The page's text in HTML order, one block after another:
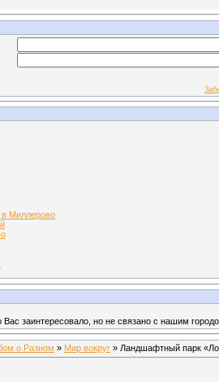
Миллерово
заинтересовало, но не связано с нашим
о Разном » Мир вокруг » Ландшафтный парк